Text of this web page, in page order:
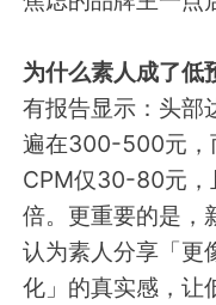
为什么素人成了低
有报告显示：头部
遍在300-500元，
CPM仅30-80元，
倍。更重要的是，
认为素人分享「更
化」的真实感，让
运营动态
行业报告